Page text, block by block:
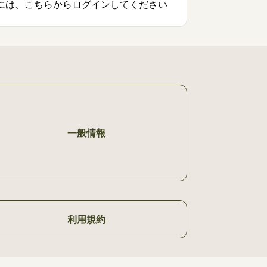
は、こちらからログインしてください
一般情報
利用規約